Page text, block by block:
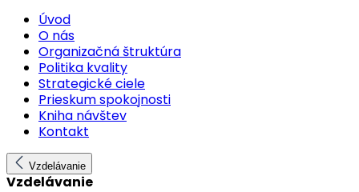
Úvod
O nás
Organizačná štruktúra
Politika kvality
Strategické ciele
Prieskum spokojnosti
Kniha návštev
Kontakt
Vzdelávanie
Vzdelávanie